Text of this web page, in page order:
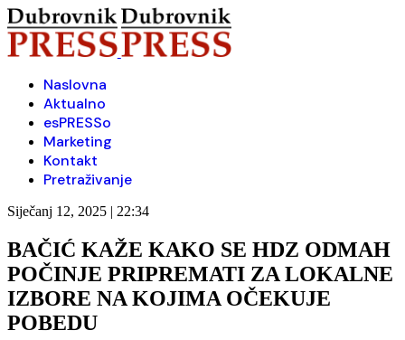
Naslovna
Aktualno
esPRESSo
Marketing
Kontakt
Pretraživanje
Siječanj 12, 2025 | 22:34
BAČIĆ KAŽE KAKO SE HDZ ODMAH
POČINJE PRIPREMATI ZA LOKALNE
IZBORE NA KOJIMA OČEKUJE
POBEDU